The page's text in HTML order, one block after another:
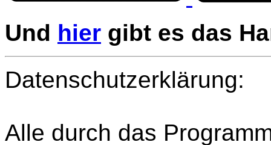
Und hier gibt es das
Datenschutzerklärung:
Alle durch das